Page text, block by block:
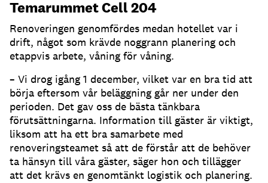
Temarummet Cell 204
Renoveringen genomfördes medan hotellet var i
drift, något som krävde noggrann planering och
etappvis arbete, våning för våning.
– Vi drog igång 1 december, vilket var en bra tid att
börja eftersom vår beläggning går ner under den
perioden. Det gav oss de bästa tänkbara
förutsättningarna. Information till gäster är viktigt,
liksom att ha ett bra samarbete med
renoveringsteamet så att de förstår att de behöver
ta hänsyn till våra gäster, säger hon och tillägger
att det krävs en genomtänkt logistik och planering.